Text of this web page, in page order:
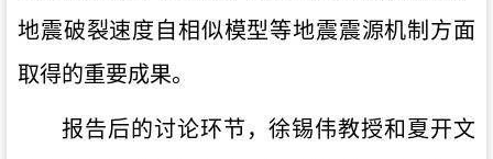
地震破裂速度自相似模型等地震震源机制方面
取得的重要成果。
报告后的讨论环节，徐锡伟教授和夏开文